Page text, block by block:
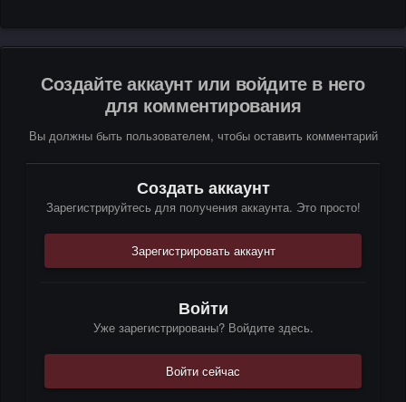
Создайте аккаунт или войдите в него
для комментирования
Вы должны быть пользователем, чтобы оставить комментарий
Создать аккаунт
Зарегистрируйтесь для получения аккаунта. Это просто!
Зарегистрировать аккаунт
Войти
Уже зарегистрированы? Войдите здесь.
Войти сейчас